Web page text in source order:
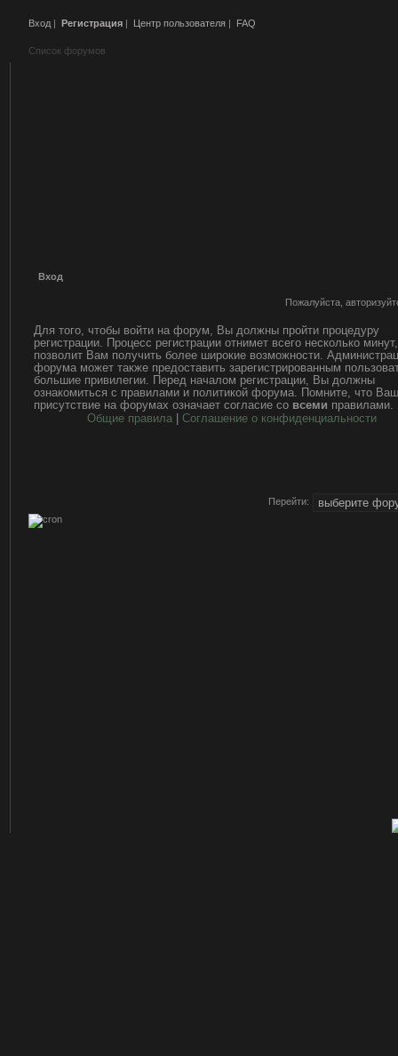
Вход | Регистрация | Центр пользователя | FAQ
Список форумов
Вход
Пожалуйста,
Для того, чтобы войти на форум, Вы должны пройти процедуру
регистрации. Процесс регистрации отнимет всего несколько
позволит Вам получить более широкие возможности.
форума может также предоставить зарегистрированным
большие привилегии. Перед началом регистрации, Вы должны
ознакомиться с правилами и политикой форума. Помните, что
присутствие на форумах означает согласие со всеми правилами.
Общие правила
Соглашение о конфиденциальности
Перейти: